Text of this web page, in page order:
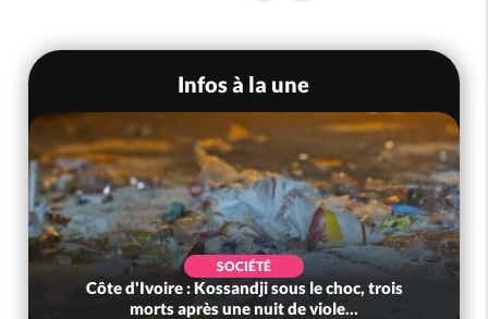
Infos à la une
SOCIÉTÉ
Côte d'Ivoire : Kossandji sous le choc, trois
morts après une nuit de viole...